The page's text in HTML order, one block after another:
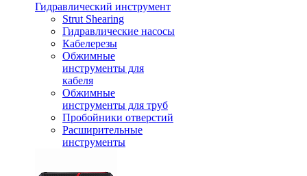
Гидравлический инструмент
Strut Shearing
Гидравлические насосы
Кабелерезы
Обжимные
инструменты для
кабеля
Обжимные
инструменты для труб
Пробойники отверстий
Расширительные
инструменты